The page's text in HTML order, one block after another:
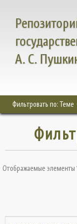
А. С.
Фильтровать по: Теме
Отображаемые элементы